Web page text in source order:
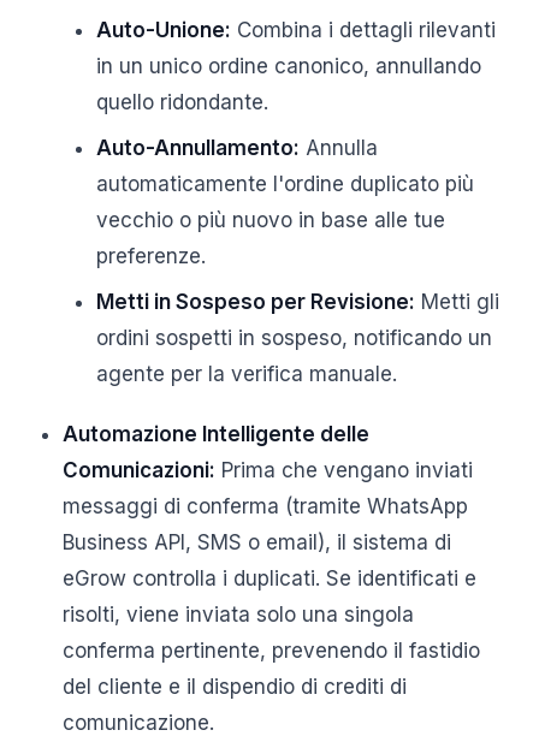
Auto-Unione: Combina i dettagli rilevanti
in un unico ordine canonico, annullando
quello ridondante.
Auto-Annullamento: Annulla
automaticamente l'ordine duplicato più
vecchio o più nuovo in base alle tue
preferenze.
Metti in Sospeso per Revisione: Metti gli
ordini sospetti in sospeso, notificando un
agente per la verifica manuale.
Automazione Intelligente delle
Comunicazioni: Prima che vengano inviati
messaggi di conferma (tramite WhatsApp
Business API, SMS o email), il sistema di
eGrow controlla i duplicati. Se identificati e
risolti, viene inviata solo una singola
conferma pertinente, prevenendo il fastidio
del cliente e il dispendio di crediti di
comunicazione.